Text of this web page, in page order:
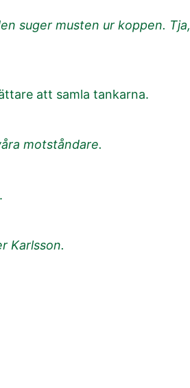
suger musten ur koppen. Tja,
att samla tankarna.
motståndare.
Karlsson.